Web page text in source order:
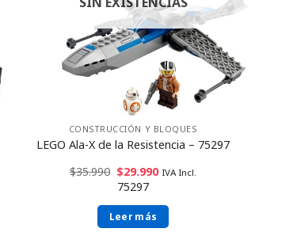
CONSTRUCCIÓN Y BLOQUES
LEGO Ala-X de la Resistencia – 75297
$35.990 $29.990 IVA Incl.
75297
Leer más